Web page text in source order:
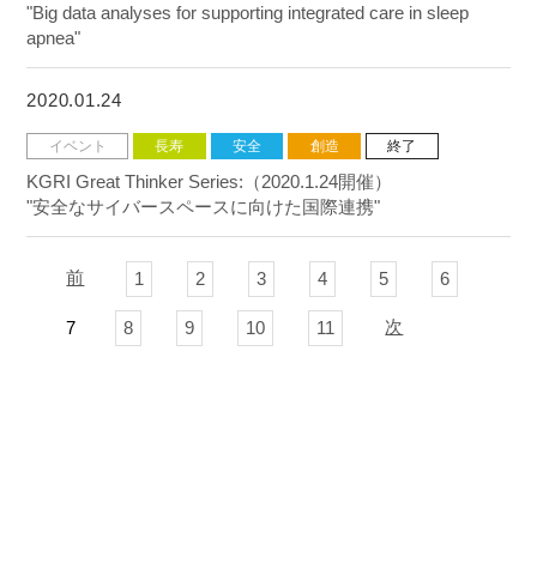
"Big data analyses for supporting integrated care in sleep
apnea"
2020.01.24
イベント 長寿 安全 創造 終了
KGRI Great Thinker Series:（2020.1.24開催）
"安全なサイバースペースに向けた国際連携"
前 1 2 3 4 5 6
7 8 9 10 11 次